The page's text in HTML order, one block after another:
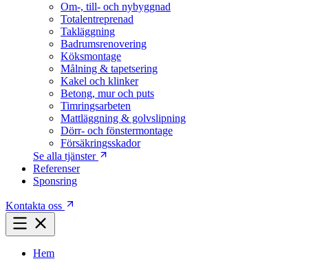
Om-, till- och nybyggnad
Totalentreprenad
Takläggning
Badrumsrenovering
Köksmontage
Målning & tapetsering
Kakel och klinker
Betong, mur och puts
Timringsarbeten
Mattläggning & golvslipning
Dörr- och fönstermontage
Försäkringsskador
Se alla tjänster
Referenser
Sponsring
Kontakta oss
Hem